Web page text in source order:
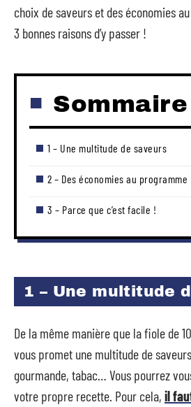
choix de saveurs et des économies
3 bonnes raisons d’y passer !
Sommaire
1 – Une multitude de saveurs
2 – Des économies au programme
3 – Parce que c’est facile !
1 – Une multitude
De la même manière que la fiole de
vous promet une multitude de
gourmande, tabac… Vous pourrez
votre propre recette. Pour cela, il